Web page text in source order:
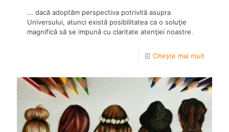
... dacă adoptăm perspectiva potrivită asupra
Universului, atunci există posibilitatea ca o soluţie
magnifică să se impună cu claritate atenţiei noastre.
Citește mai mult